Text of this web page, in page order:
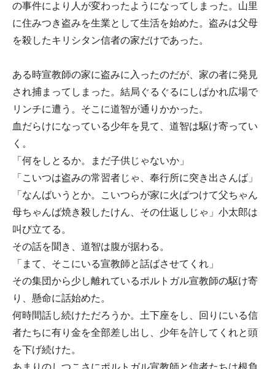
の事件により人が変わったようになってしまった。山里
に住みつき盗みを生業として生活を始めた。盗みは父母
を殺したキリシタン信者の家だけであった。
ある時宣教師の家に盗みに入ったのだが、家の者に発見
され捕まってしまった。結局ぐるぐるにしばかれ広場で
リンチに遭う。そこに道智が通りかかった。
血だらけになっている少年を見て、道智は駆け寄ってい
く。
「何をしとるか。まだ子供じゃないか」
「こいつは盗みの常習者じゃ、奉行所に突き出さんば」
「なんばいうとか。こいつらが家に火ばつけて父ちゃん
母ちゃんば焼き殺したけん、その仕返しじゃ」小太郎は
叫び立てる。
その話を聞き、道智は腹が据わる。
「まて、そこにいる宣教師と話ばさせてくれ」
その集団から少し離れているポルトガル宣教師の駆け寄
り、懸命に話始めた。
何時間話し続けただろうか。土下座をし、回りにいる信
者たちに有り金を全部差し出し、少年を許してくれと頭
を下げ続けた。
あまりのしつこさにポルトガル宣教師と信者たちは根負